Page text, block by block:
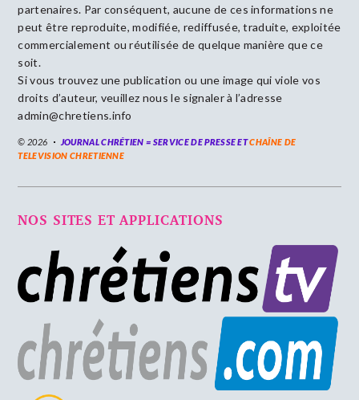
partenaires. Par conséquent, aucune de ces informations ne
peut être reproduite, modifiée, rediffusée, traduite, exploitée
commercialement ou réutilisée de quelque manière que ce
soit.
Si vous trouvez une publication ou une image qui viole vos
droits d’auteur, veuillez nous le signaler à l’adresse
admin@chretiens.info
© 2026 JOURNAL CHRÉTIEN = SERVICE DE PRESSE ETCHAÎNE DE
TELEVISION CHRETIENNE
NOS SITES ET APPLICATIONS